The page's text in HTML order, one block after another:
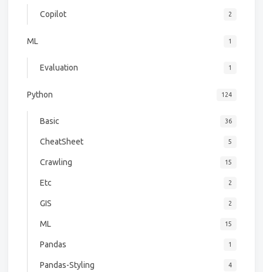
Copilot 2
ML 1
Evaluation 1
Python 124
Basic 36
CheatSheet 5
Crawling 15
Etc 2
GIS 2
ML 15
Pandas 1
Pandas-Styling 4